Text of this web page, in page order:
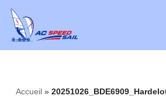
Aller
au
Accueil »